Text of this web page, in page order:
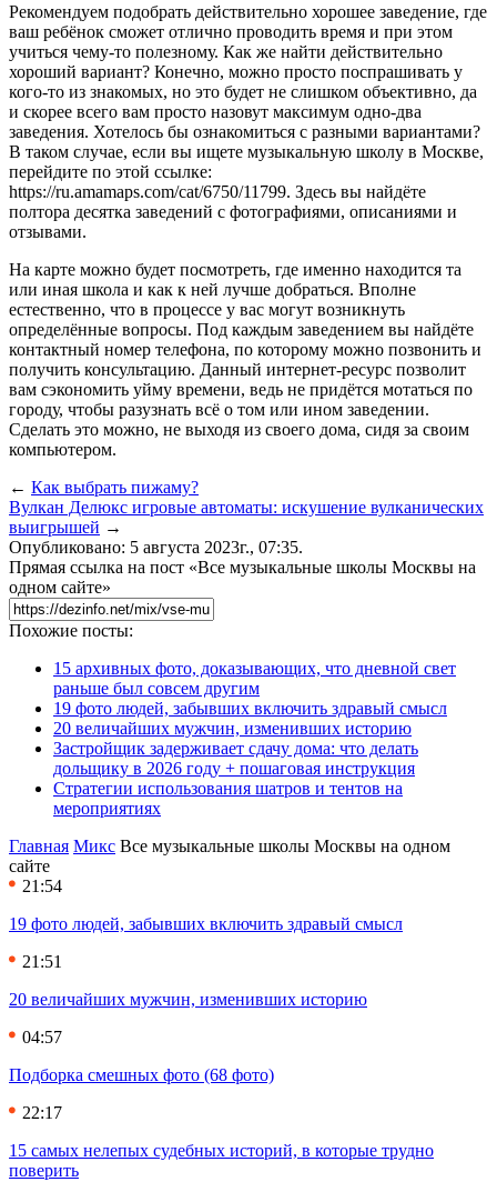
Рекомендуем подобрать действительно хорошее заведение, где
ваш ребёнок сможет отлично проводить время и при этом
учиться чему-то полезному. Как же найти действительно
хороший вариант? Конечно, можно просто поспрашивать у
кого-то из знакомых, но это будет не слишком объективно, да
и скорее всего вам просто назовут максимум одно-два
заведения. Хотелось бы ознакомиться с разными вариантами?
В таком случае, если вы ищете музыкальную школу в Москве,
перейдите по этой ссылке:
https://ru.amamaps.com/cat/6750/11799. Здесь вы найдёте
полтора десятка заведений с фотографиями, описаниями и
отзывами.
На карте можно будет посмотреть, где именно находится та
или иная школа и как к ней лучше добраться. Вполне
естественно, что в процессе у вас могут возникнуть
определённые вопросы. Под каждым заведением вы найдёте
контактный номер телефона, по которому можно позвонить и
получить консультацию. Данный интернет-ресурс позволит
вам сэкономить уйму времени, ведь не придётся мотаться по
городу, чтобы разузнать всё о том или ином заведении.
Сделать это можно, не выходя из своего дома, сидя за своим
компьютером.
← Как выбрать пижаму?
Вулкан Делюкс игровые автоматы: искушение вулканических
выигрышей →
Опубликовано: 5 августа 2023г., 07:35.
Прямая ссылка на пост «Все музыкальные школы Москвы на
одном сайте»
Похожие посты:
15 архивных фото, доказывающих, что дневной свет
раньше был совсем другим
19 фото людей, забывших включить здравый смысл
20 величайших мужчин, изменивших историю
Застройщик задерживает сдачу дома: что делать
дольщику в 2026 году + пошаговая инструкция
Стратегии использования шатров и тентов на
мероприятиях
Главная Микс Все музыкальные школы Москвы на одном
сайте
21:54
19 фото людей, забывших включить здравый смысл
21:51
20 величайших мужчин, изменивших историю
04:57
Подборка смешных фото (68 фото)
22:17
15 самых нелепых судебных историй, в которые трудно
поверить